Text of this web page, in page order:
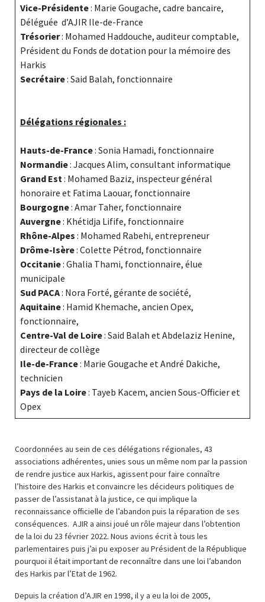
Vice-Présidente: Marie Gougache, cadre bancaire,
Déléguée d’AJIR Ile-de-France
Trésorier: Mohamed Haddouche, auditeur comptable,
Président du Fonds de dotation pour la mémoire des
Harkis
Secrétaire: Said Balah, fonctionnaire
Délégations régionales :
Hauts-de-France: Sonia Hamadi, fonctionnaire
Normandie: Jacques Alim, consultant informatique
Grand Est : Mohamed Baziz, inspecteur général
honoraire et Fatima Laouar, fonctionnaire
Bourgogne: Amar Taher, fonctionnaire
Auvergne: Khétidja Lifife, fonctionnaire
Rhône-Alpes : Mohamed Rabehi, entrepreneur
Drôme-Isère: Colette Pétrod, fonctionnaire
Occitanie: Ghalia Thami, fonctionnaire, élue
municipale
Sud PACA: Nora Forté, gérante de société,
Aquitaine: Hamid Khemache, ancien Opex,
fonctionnaire,
Centre-Val de Loire: Said Balah et Abdelaziz Henine,
directeur de collège
Ile-de-France: Marie Gougache et André Dakiche,
technicien
Pays de la Loire: Tayeb Kacem, ancien Sous-Officier et
Opex
Coordonnées au sein de ces délégations régionales, 43
associations adhérentes, unies sous un même nom par la passion
de rendre justice aux Harkis, agissent pour faire connaître
l’histoire des Harkis et convaincre les décideurs politiques de
passer de l’assistanat à la justice, ce qui implique la
reconnaissance officielle de l’abandon puis la réparation de ses
conséquences. AJIR a ainsi joué un rôle majeur dans l’obtention
de la loi du 23 février 2022. Nous avions écrit à tous les
parlementaires puis j’ai pu exposer au Président de la République
pourquoi il était important de reconnaître dans une loi l’abandon
des Harkis par l’Etat de 1962.
Depuis la création d’AJIR en 1998, il y a eu la loi de 2005,